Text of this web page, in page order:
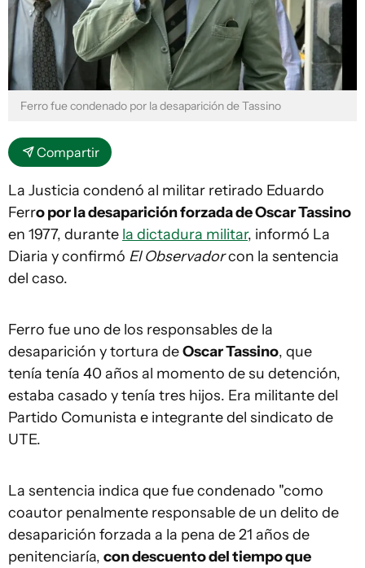
Ferro fue condenado por la desaparición de Tassino
Compartir
La Justicia condenó al militar retirado Eduardo
Ferro por la desaparición forzada de Oscar Tassino
en 1977, durante la dictadura militar, informó La
Diaria y confirmó El Observadorcon la sentencia
del caso.
Ferro fue uno de los responsables de la
desaparición y tortura deOscar Tassino, que
tenía tenía 40 años al momento de su detención,
estaba casado y tenía tres hijos. Era militante del
Partido Comunista e integrante del sindicato de
UTE.
La sentencia indica que fue condenado "como
coautor penalmente responsable de un delito de
desaparición forzada a la pena de 21 años de
penitenciaría, con descuento del tiempo que